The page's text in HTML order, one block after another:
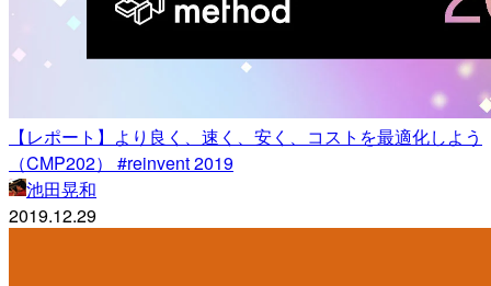
【レポート】より良く、速く、安く、コストを最適化しよう
（CMP202） #reinvent 2019
池田晃和
2019.12.29